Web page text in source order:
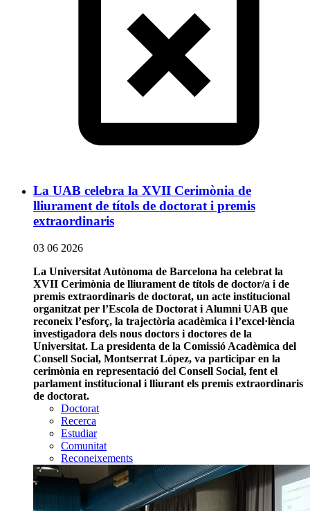
La UAB celebra la XVII Cerimònia de
lliurament de títols de doctorat i premis
extraordinaris
03 06 2026
La Universitat Autònoma de Barcelona ha celebrat la
XVII Cerimònia de lliurament de títols de doctor/a i de
premis extraordinaris de doctorat, un acte institucional
organitzat per l’Escola de Doctorat i Alumni UAB que
reconeix l’esforç, la trajectòria acadèmica i l’excel·lència
investigadora dels nous doctors i doctores de la
Universitat. La presidenta de la Comissió Acadèmica del
Consell Social, Montserrat López, va participar en la
cerimònia en representació del Consell Social, fent el
parlament institucional i lliurant els premis extraordinaris
de doctorat.
Doctorat
Recerca
Estudiar
Comunitat
Reconeixements